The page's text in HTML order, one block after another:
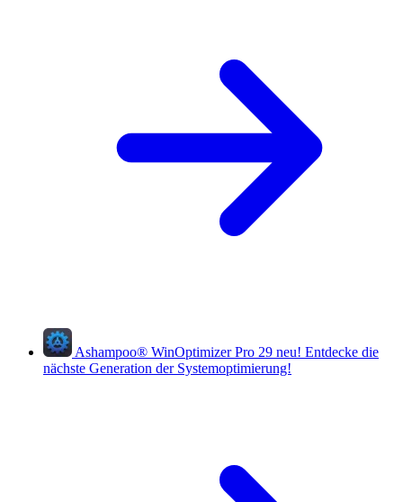
Ashampoo® WinOptimizer Pro 29 neu! Entdecke die
nächste Generation der Systemoptimierung!